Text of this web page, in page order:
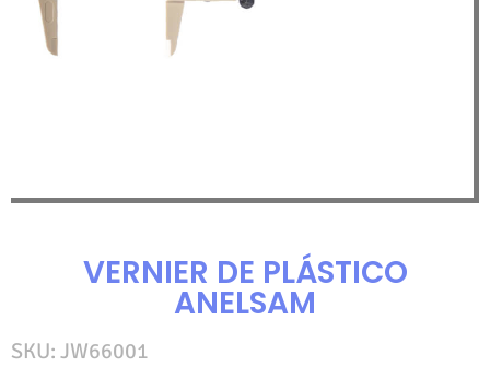
VERNIER DE PLÁSTICO
ANELSAM
SKU: JW66001